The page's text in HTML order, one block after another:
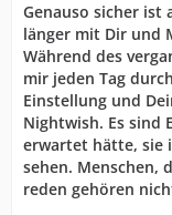
Genauso sicher ist
länger mit Dir und
Während des
mir jeden Tag
Einstellung und
Nightwish. Es sind
erwartet hätte, sie
sehen. Menschen,
reden gehören